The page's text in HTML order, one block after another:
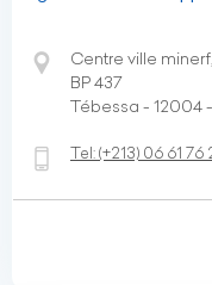
Centre ville
BP 437
Tébessa - 12004
Tel:(+213) 06 61 76